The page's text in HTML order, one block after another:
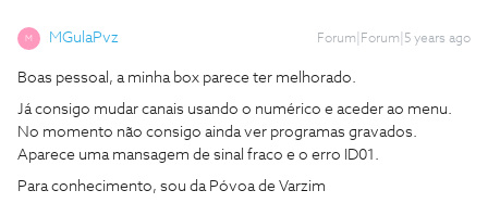
M MGulaPvz Forum|Forum|5 years ago
Boas pessoal, a minha box parece ter melhorado.
Já consigo mudar canais usando o numérico e aceder ao menu.
No momento não consigo ainda ver programas gravados.
Aparece uma mansagem de sinal fraco e o erro ID01.
Para conhecimento, sou da Póvoa de Varzim